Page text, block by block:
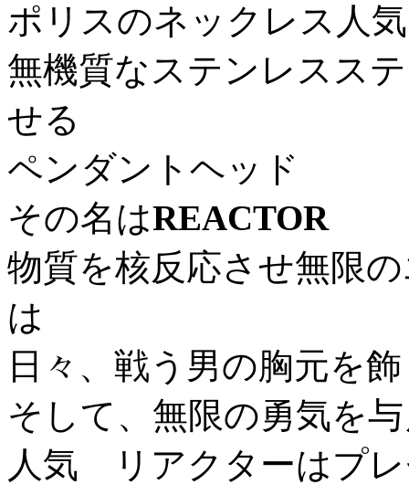
ポリスのネックレス人
無機質なステンレスス
せる
ペンダントヘッド
その名はREACTOR
物質を核反応させ無限
は
日々、戦う男の胸元を
そして、無限の勇気を
人気 リアクターはプ